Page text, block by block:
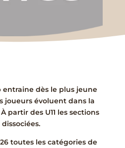
dès le plus jeune
joueurs évoluent dans la
partir des U11 les sections
toutes les catégories de